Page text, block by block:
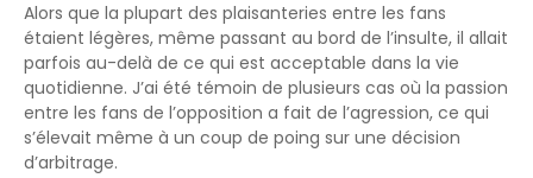
Alors que la plupart des plaisanteries entre les fans
étaient légères, même passant au bord de l’insulte, il allait
parfois au-delà de ce qui est acceptable dans la vie
quotidienne. J’ai été témoin de plusieurs cas où la passion
entre les fans de l’opposition a fait de l’agression, ce qui
s’élevait même à un coup de poing sur une décision
d’arbitrage.